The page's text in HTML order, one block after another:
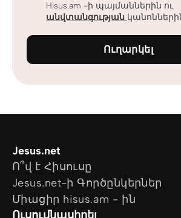
Hisus.am -ի պայմաններին ու
անվտանգության
Ուղարկել
Jesus.net
Ո՞վ է Հիսուսը
Jesus.net-ի Գործընկերներ
Միացիր hisus.am - ին
Ուսումնասիրել